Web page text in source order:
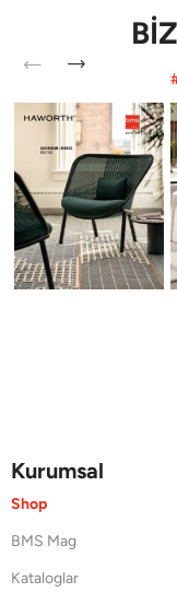
Kurumsal
Shop
BMS Mag
Kataloglar